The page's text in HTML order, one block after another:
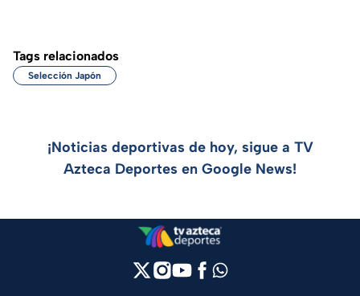
Tags relacionados
Selección Japón
¡Noticias deportivas de hoy, sigue a TV
Azteca Deportes en Google News!